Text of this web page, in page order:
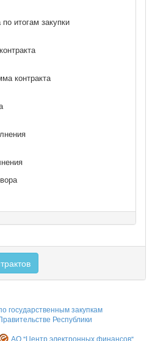
итогам закупки
контракта
государственным закупкам
Республики
АО "Центр электронных финансов"